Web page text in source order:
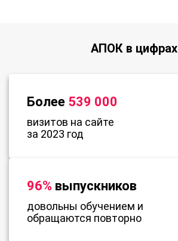
АПОК в цифрах
Более 539 000
визитов на сайте
за 2023 год
96% выпускников
довольны обучением и
обращаются повторно